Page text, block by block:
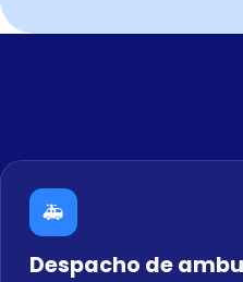
🚑
Despacho de